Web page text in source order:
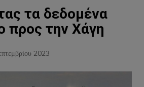
τα δεδομένα
προς την Χάγη
2023